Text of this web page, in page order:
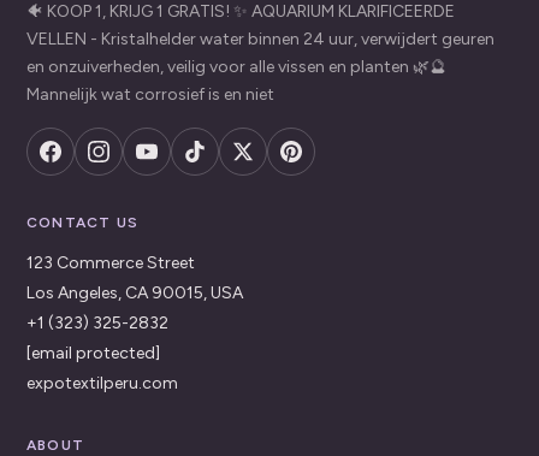
🐠 KOOP 1, KRIJG 1 GRATIS! ✨ AQUARIUM KLARIFICEERDE
VELLEN - Kristalhelder water binnen 24 uur, verwijdert geuren
en onzuiverheden, veilig voor alle vissen en planten 🌿🔮
Mannelijk wat corrosief is en niet
CONTACT US
123 Commerce Street
Los Angeles, CA 90015, USA
+1 (323) 325-2832
[email protected]
expotextilperu.com
ABOUT